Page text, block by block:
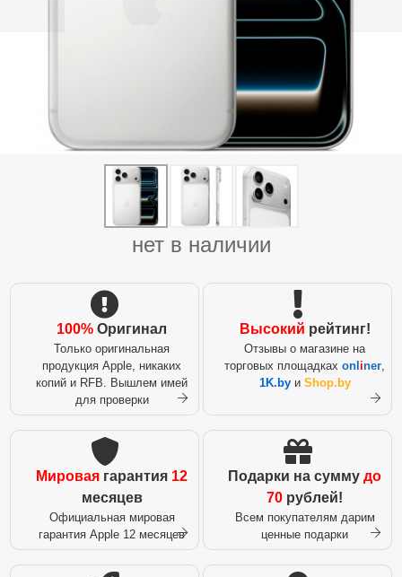
нет в наличии
100% Оригинал
Только оригинальная
продукция Apple, никаких
копий и RFB. Вышлем имей
для проверки
Высокий рейтинг!
Отзывы о магазине на
торговых площадках onl iner,
1K.byи Shop.by
Мировая гарантия 12
месяцев
Официальная мировая
гарантия Apple 12 месяцев
Подарки на сумму до
70 рублей!
Всем покупателям дарим
ценные подарки